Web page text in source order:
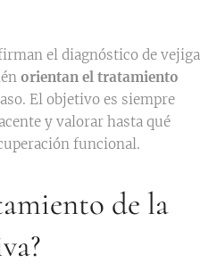
el diagnóstico de vejiga
orientan el tratamiento
El objetivo es siempre
y valorar hasta qué
funcional.
de la